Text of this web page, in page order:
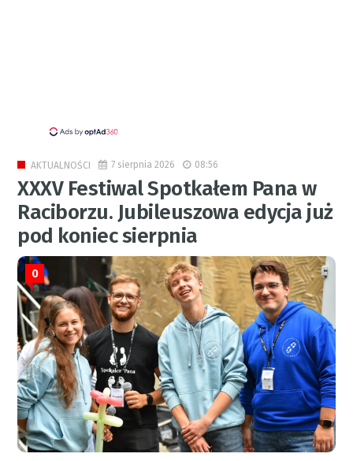
AKTUALNOŚCI 7 sierpnia 2026 08:56
XXXV Festiwal Spotkałem Pana w
Raciborzu. Jubileuszowa edycja już
pod koniec sierpnia
0